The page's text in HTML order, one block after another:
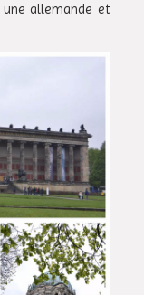
une allemande et